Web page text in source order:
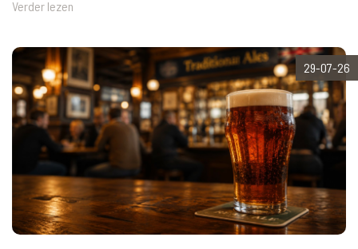
Verder lezen
29-07-26